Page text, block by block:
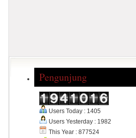
Pengunjung
Users Today : 1405
Users Yesterday : 1982
This Year : 877524